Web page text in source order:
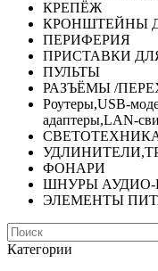
КРЕПЁЖ
КРОНШТЕЙНЫ
ПЕРИФЕРИЯ
ПРИСТАВКИ
ПУЛЬТЫ
РАЗЪЁМЫ /
Роутеры,USB-
адаптеры,LAN-
ФОНАРИ
ШНУРЫ АУДИО-
ЭЛЕМЕНТЫ
Категории